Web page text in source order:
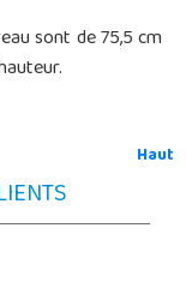
sont de 75,5 cm
Haut